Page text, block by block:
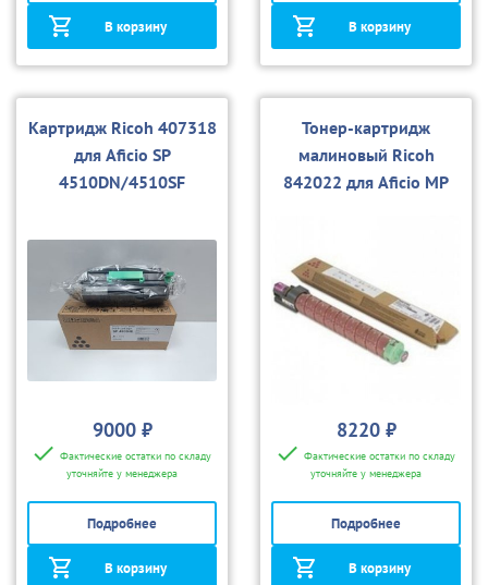
В корзину В корзину
Картридж Ricoh 407318
для Aficio SP
4510DN/4510SF
9000 ₽
Фактические остатки по складу
уточняйте у менеджера
Подробнее
В корзину
Тонер-картридж
малиновый Ricoh
842022 для Aficio MP
8220 ₽
Фактические остатки по складу
уточняйте у менеджера
Подробнее
В корзину